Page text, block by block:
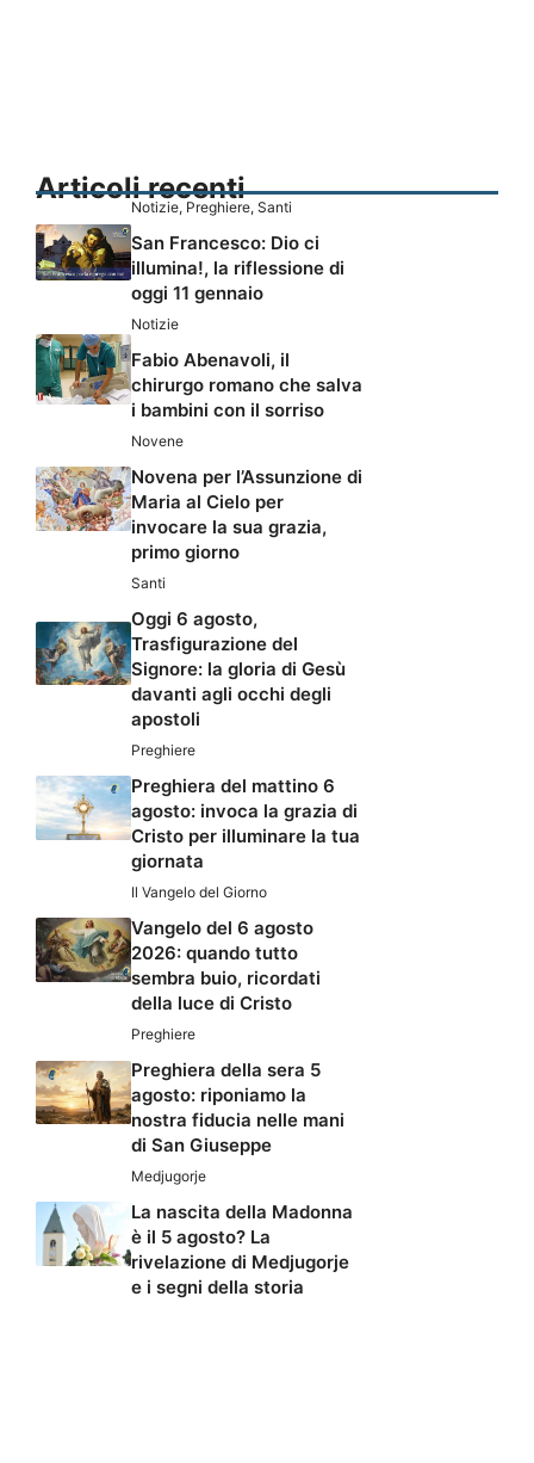
Articoli recenti
Notizie, Preghiere, Santi
San Francesco: Dio ci
illumina!, la riflessione di
oggi 11 gennaio
Notizie
Fabio Abenavoli, il
chirurgo romano che salva
i bambini con il sorriso
Novene
Novena per l’Assunzione di
Maria al Cielo per
invocare la sua grazia,
primo giorno
Santi
Oggi 6 agosto,
Trasfigurazione del
Signore: la gloria di Gesù
davanti agli occhi degli
apostoli
Preghiere
Preghiera del mattino 6
agosto: invoca la grazia di
Cristo per illuminare la tua
giornata
Il Vangelo del Giorno
Vangelo del 6 agosto
2026: quando tutto
sembra buio, ricordati
della luce di Cristo
Preghiere
Preghiera della sera 5
agosto: riponiamo la
nostra fiducia nelle mani
di San Giuseppe
Medjugorje
La nascita della Madonna
è il 5 agosto? La
rivelazione di Medjugorje
e i segni della storia